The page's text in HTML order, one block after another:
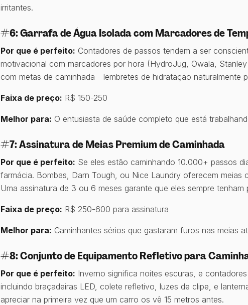
irritantes.
#6: Garrafa de Água Isolada com Marcadores de
Por que é perfeito: Contadores de passos tendem a ser
motivacional com marcadores por hora (HydroJug, Owala,
com metas de caminhada - lembretes de hidratação naturalmente
Faixa de preço: R$ 150-250
Melhor para: O entusiasta de saúde completo que está
#7: Assinatura de Meias Premium de Caminhada
Por que é perfeito: Se eles estão caminhando 10.000+ passos
farmácia. Bombas, Darn Tough, ou Nice Laundry oferecem
Uma assinatura de 3 ou 6 meses garante que eles sempre tenham
Faixa de preço: R$ 250-600 para assinatura
Melhor para: Caminhantes sérios que gastaram furos nas meias
#8: Conjunto de Equipamento Refletivo para
Por que é perfeito: Inverno significa noites escuras, e
incluindo braçadeiras LED, colete refletivo, luzes de clipe, e
apreciar na primeira vez que um carro os vê 15 metros antes.